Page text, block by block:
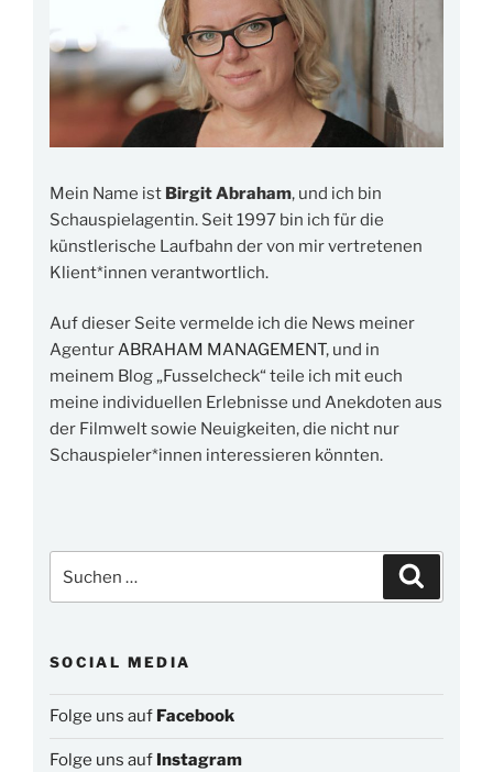
Mein Name ist Birgit Abraham, und ich bin
Schauspielagentin. Seit 1997 bin ich für die
künstlerische Laufbahn der von mir vertretenen
Klient*innen verantwortlich.
Auf dieser Seite vermelde ich die News meiner
AgenturABRAHAM MANAGEMENT, und in
meinem Blog „Fusselcheck“ teile ich mit euch
meine individuellen Erlebnisse und Anekdoten aus
der Filmwelt sowie Neuigkeiten, die nicht nur
Schauspieler*innen interessieren könnten.
nach:
SOCIAL MEDIA
Folge uns auf Facebook
Folge uns auf Instagram